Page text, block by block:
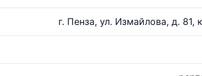
г. Пенза, ул. Измайлова, д. 81,